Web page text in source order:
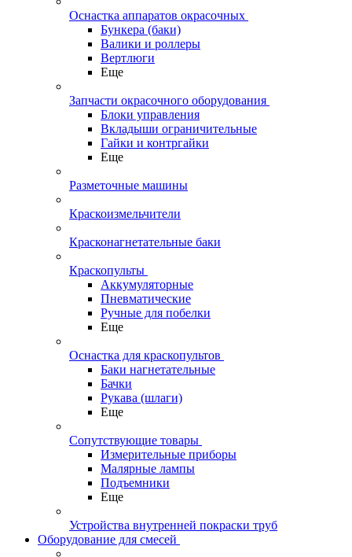
Оснастка аппаратов окрасочных
Бункера (баки)
Валики и роллеры
Вертлюги
Еще
Запчасти окрасочного оборудования
Блоки управления
Вкладыши ограничительные
Гайки и контргайки
Еще
Разметочные машины
Краскоизмельчители
Красконагнетательные баки
Краскопульты
Аккумуляторные
Пневматические
Ручные для побелки
Еще
Оснастка для краскопультов
Баки нагнетательные
Бачки
Рукава (шлаги)
Еще
Сопутствующие товары
Измерительные приборы
Малярные лампы
Подъемники
Еще
Устройства внутренней покраски труб
Оборудование для смесей